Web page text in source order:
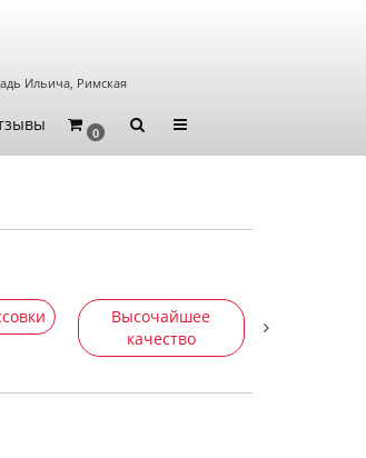
Ильича, Римская
0
Высочайшее
качество